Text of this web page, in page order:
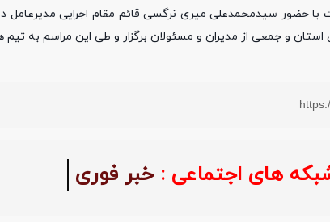
حضور سیدمحمدعلی میری نرگسی قائم مقام اجرایی مدیرعامل
و جمعی از مدیران و مسئولان برگزار و طی این مراسم به تیم
های اجتماعی : خبر فوری